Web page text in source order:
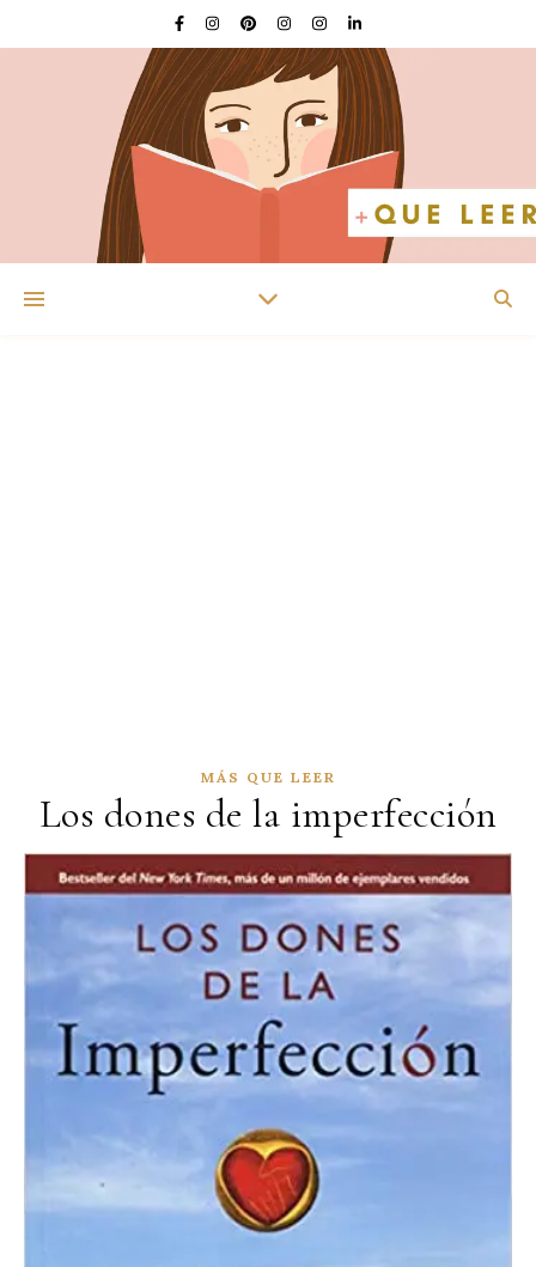
MÁS QUE LEER
Los dones de la imperfección